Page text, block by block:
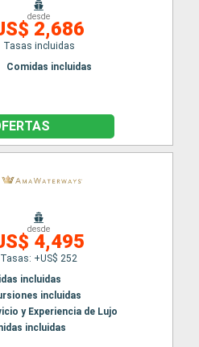
desde
2,686
Tasas incluidas
Comidas incluidas
desde
4,495
Tasas: +US$ 252
incluidas
incluidas
y Experiencia de Lujo
incluidas